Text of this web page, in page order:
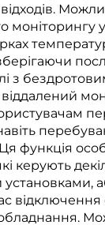
моніторингу
з
функція
керують
відключення